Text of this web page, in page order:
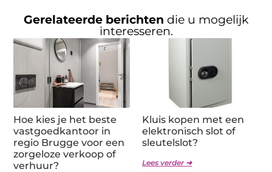
Gerelateerde berichten die u mogelijk
interesseren.
Hoe kies je het beste
vastgoedkantoor in
regio Brugge voor een
zorgeloze verkoop of
verhuur?
Kluis kopen met een
elektronisch slot of
sleutelslot?
Lees verder ➜